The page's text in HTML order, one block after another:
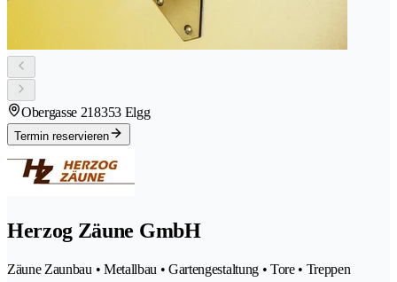
Obergasse 218353 Elgg
Termin reservieren
Herzog Zäune GmbH
Zäune Zaunbau • Metallbau • Gartengestaltung • Tore • Treppen